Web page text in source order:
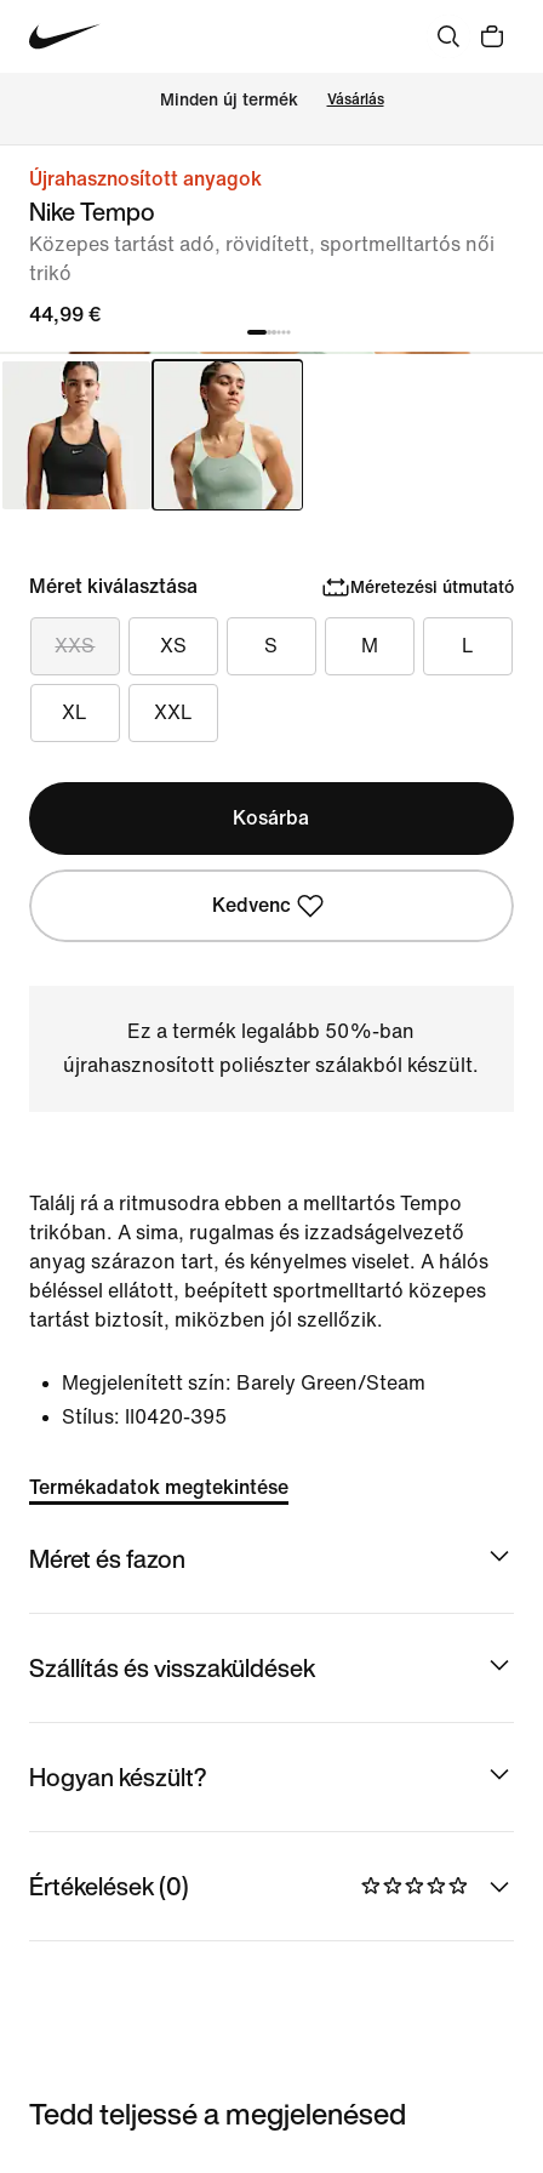
Minden új termék Vásárlás
Újrahasznosított anyagok
Nike Tempo
Közepes tartást adó, rövidített, sportmelltartós női
trikó
44,99 €
Méret kiválasztása Méretezési útmutató
XXS XS S M L
XL XXL
Kosárba
Kedvenc
Ez a termék legalább 50%-ban
újrahasznosított poliészter szálakból készült.
Találj rá a ritmusodra ebben a melltartós Tempo
trikóban. A sima, rugalmas és izzadságelvezető
anyag szárazon tart, és kényelmes viselet. A hálós
béléssel ellátott, beépített sportmelltartó közepes
tartást biztosít, miközben jól szellőzik.
Megjelenített szín: Barely Green/Steam
Stílus:
II0420-395
Termékadatok megtekintése
Méret és fazon
Szállítás és visszaküldések
Hogyan készült?
Értékelések (0)
Tedd teljessé a megjelenésed